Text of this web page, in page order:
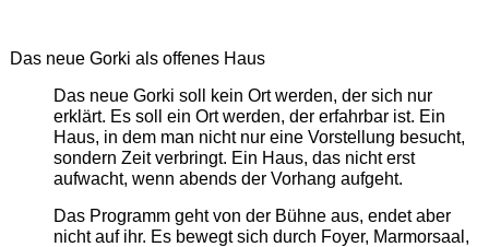
Das neue Gorki als offenes Haus
Das neue Gorki soll kein Ort werden, der sich nur
erklärt. Es soll ein Ort werden, der erfahrbar ist. Ein
Haus, in dem man nicht nur eine Vorstellung besucht,
sondern Zeit verbringt. Ein Haus, das nicht erst
aufwacht, wenn abends der Vorhang aufgeht.
Das Programm geht von der Bühne aus, endet aber
nicht auf ihr. Es bewegt sich durch Foyer, Marmorsaal,